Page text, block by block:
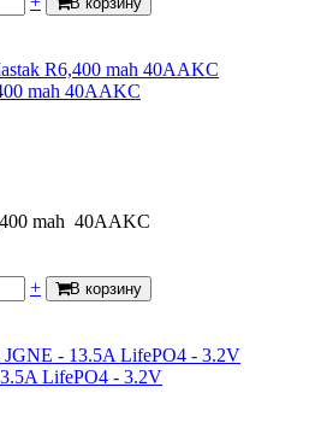
mah 40AAKC
mah 40AAKC
+ В корзину
LifePO4 - 3.2V